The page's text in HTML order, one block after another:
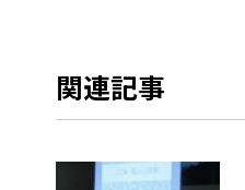
関連記事